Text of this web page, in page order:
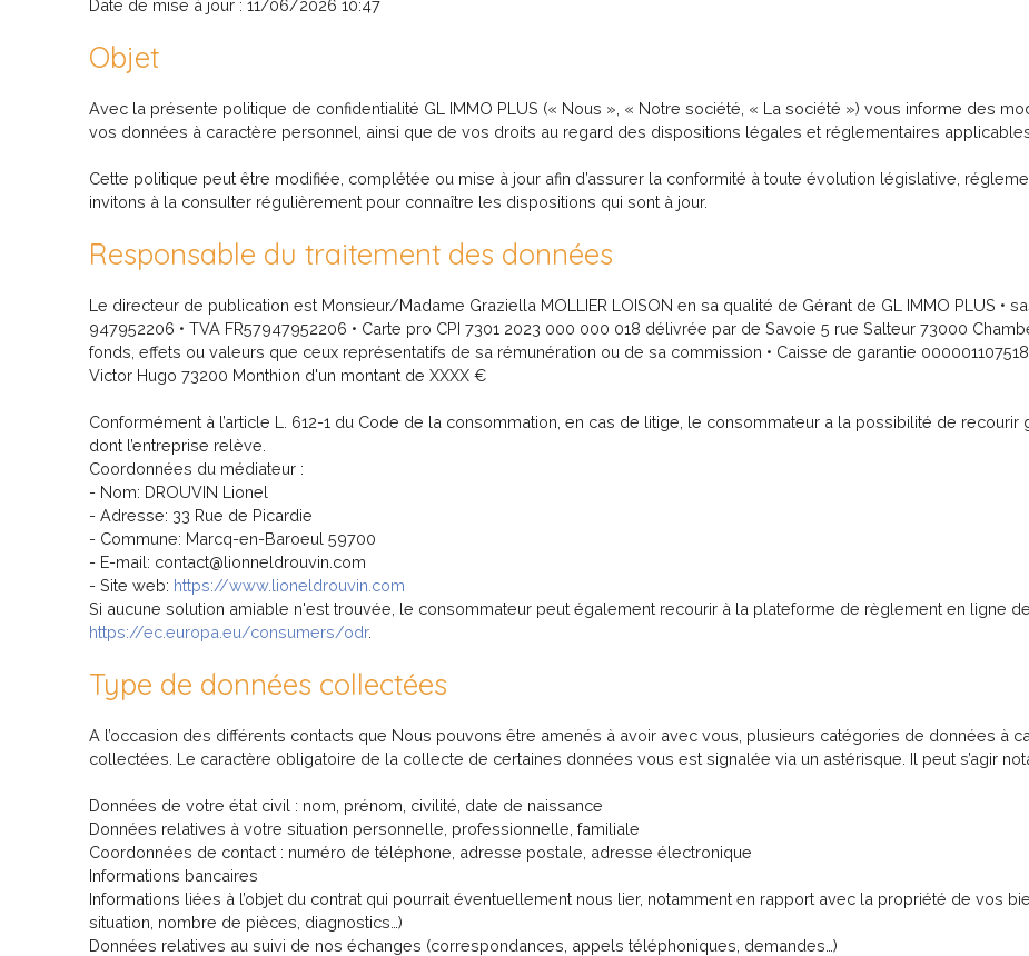
Date de mise à jour : 11/06/2026 10:47
Objet
Avec la présente politique de confidentialité GL IMMO PLUS (« Nous », « Notre société, « La société ») vous informe des
vos données à caractère personnel, ainsi que de vos droits au regard des dispositions légales et réglementaires
Cette politique peut être modifiée, complétée ou mise à jour afin d’assurer la conformité à toute évolution législative,
invitons à la consulter régulièrement pour connaître les dispositions qui sont à jour.
Responsable du traitement des données
Le directeur de publication est Monsieur/Madame Graziella MOLLIER LOISON en sa qualité de Gérant de GL IMMO PLUS •
947952206 • TVA FR57947952206 • Carte pro CPI 7301 2023 000 000 018 délivrée par de Savoie 5 rue Salteur 73000
fonds, effets ou valeurs que ceux représentatifs de sa rémunération ou de sa commission • Caisse de garantie
Victor Hugo 73200 Monthion d'un montant de XXXX €
Conformément à l’article L. 612-1 du Code de la consommation, en cas de litige, le consommateur a la possibilité de
dont l’entreprise relève.
Coordonnées du médiateur :
- Nom: DROUVIN Lionel
- Adresse: 33 Rue de Picardie
- Commune: Marcq-en-Baroeul 59700
- E-mail: contact@lionneldrouvin.com
- Site web: https://www.lioneldrouvin.com
Si aucune solution amiable n'est trouvée, le consommateur peut également recourir à la plateforme de règlement en ligne
https://ec.europa.eu/consumers/odr.
Type de données collectées
A l’occasion des différents contacts que Nous pouvons être amenés à avoir avec vous, plusieurs catégories de données à
collectées. Le caractère obligatoire de la collecte de certaines données vous est signalée via un astérisque. Il peut s’agir
Données de votre état civil : nom, prénom, civilité, date de naissance
Données relatives à votre situation personnelle, professionnelle, familiale
Coordonnées de contact : numéro de téléphone, adresse postale, adresse électronique
Informations bancaires
Informations liées à l’objet du contrat qui pourrait éventuellement nous lier, notamment en rapport avec la propriété de vos
situation, nombre de pièces, diagnostics…)
Données relatives au suivi de nos échanges (correspondances, appels téléphoniques, demandes…)